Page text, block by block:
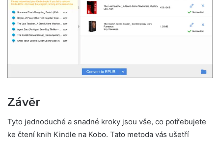
Závěr
Tyto jednoduché a snadné kroky jsou vše, co potřebujete
ke čtení knih Kindle na Kobo. Tato metoda vás ušetří